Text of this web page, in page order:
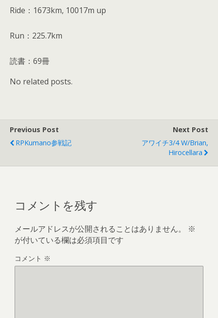
Ride：1673km, 10017m up
Run：225.7km
読書：69冊
No related posts.
Previous Post
RPKumano参戦記
Next Post
アワイチ3/4 W/Brian,
Hirocellara
コメントを残す
メールアドレスが公開されることはありません。
※
が付いている欄は必須項目です
コメント ※